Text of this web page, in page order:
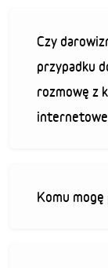
Czy
przypadku
rozmowę z
Komu